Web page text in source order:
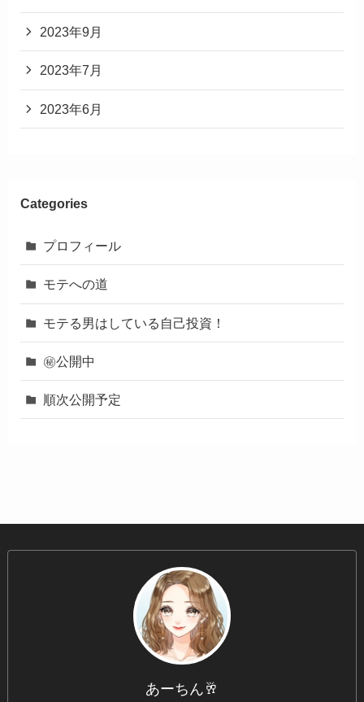
2023年9月
2023年7月
2023年6月
Categories
プロフィール
モテへの道
モテる男はしている自己投資！
㊙︎公開中
順次公開予定
あーちん🥂